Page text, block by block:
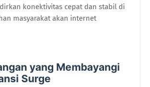
konektivitas cepat dan stabil di
masyarakat akan internet
yang Membayangi
Surge